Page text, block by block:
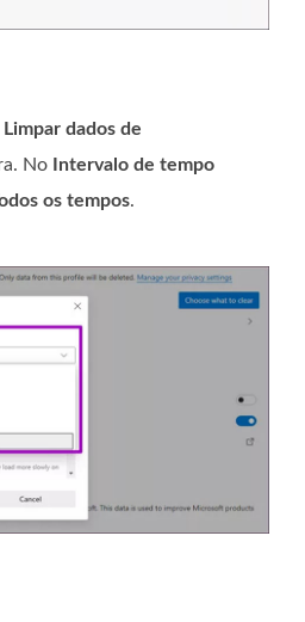
Limpar dados de
No
Intervalo de tempo
os tempos.